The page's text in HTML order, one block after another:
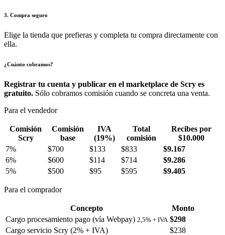
3. Compra seguro
Elige la tienda que prefieras y completa tu compra directamente con
ella.
¿Cuánto cobramos?
Registrar tu cuenta y publicar en el marketplace de Scry es
gratuito. Sólo cobramos comisión cuando se concreta una venta.
Para el vendedor
Comisión
Scry
Comisión
base
IVA
(19%)
Total
comisión
Recibes por
$10.000
7%
$700 $133 $833
$9.167
6%
$600 $114 $714
$9.286
5%
$500 $95 $595 $9.405
Para el comprador
Concepto
Monto
Cargo procesamiento pago (vía Webpay) 2,5% + IVA $298
Cargo servicio Scry (2% + IVA)
$238